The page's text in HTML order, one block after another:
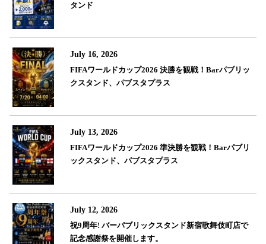
タンド
July 16, 2026
FIFAワールドカップ2026 決勝を観戦！Barパブリッ
クスタンド、パブスタプラス
July 13, 2026
FIFAワールドカップ2026 準決勝を観戦！Barパブリ
ックスタンド、パブスタプラス
July 12, 2026
祝9周年! バーパブリックスタンド新宿歌舞伎町店で
記念感謝祭を開催します。